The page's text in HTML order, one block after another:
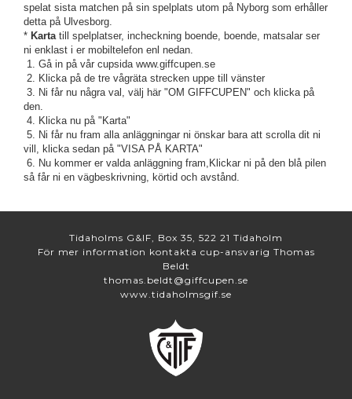
spelat sista matchen på sin spelplats utom på Nyborg som erhåller
detta på Ulvesborg.
* Kartatill spelplatser, incheckning boende, boende, matsalar ser
ni enklast i er mobiltelefon enl nedan.
1. Gå in på vår cupsida www.giffcupen.se
2. Klicka på de tre vågräta strecken uppe till vänster
3. Ni får nu några val, välj här "OM GIFFCUPEN" och klicka på
den.
4. Klicka nu på "Karta"
5. Ni får nu fram alla anläggningar ni önskar bara att scrolla dit ni
vill, klicka sedan på "VISA PÅ KARTA"
6. Nu kommer er valda anläggning fram,Klickar ni på den blå pilen
så får ni en vägbeskrivning, körtid och avstånd.
Tidaholms G&IF, Box 35, 522 21 Tidaholm
För mer information kontakta cup-ansvarig Thomas
Beldt
thomas.beldt@giffcupen.se
www.tidaholmsgif.se